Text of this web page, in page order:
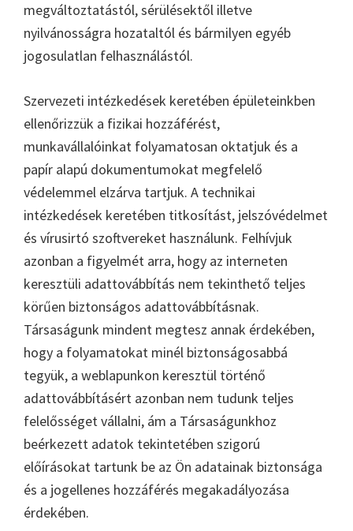
megváltoztatástól, sérülésektől illetve
nyilvánosságra hozataltól és bármilyen egyéb
jogosulatlan felhasználástól.
Szervezeti intézkedések keretében épületeinkben
ellenőrizzük a fizikai hozzáférést,
munkavállalóinkat folyamatosan oktatjuk és a
papír alapú dokumentumokat megfelelő
védelemmel elzárva tartjuk. A technikai
intézkedések keretében titkosítást, jelszóvédelmet
és vírusirtó szoftvereket használunk. Felhívjuk
azonban a figyelmét arra, hogy az interneten
keresztüli adattovábbítás nem tekinthető teljes
körűen biztonságos adattovábbításnak.
Társaságunk mindent megtesz annak érdekében,
hogy a folyamatokat minél biztonságosabbá
tegyük, a weblapunkon keresztül történő
adattovábbításért azonban nem tudunk teljes
felelősséget vállalni, ám a Társaságunkhoz
beérkezett adatok tekintetében szigorú
előírásokat tartunk be az Ön adatainak biztonsága
és a jogellenes hozzáférés megakadályozása
érdekében.